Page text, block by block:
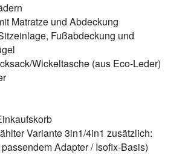
Matratze und Abdeckung
Fußabdeckung und
Wickeltasche (aus Eco-Leder)
Variante 3in1/4in1 zusätzlich:
Adapter / Isofix-Basis)